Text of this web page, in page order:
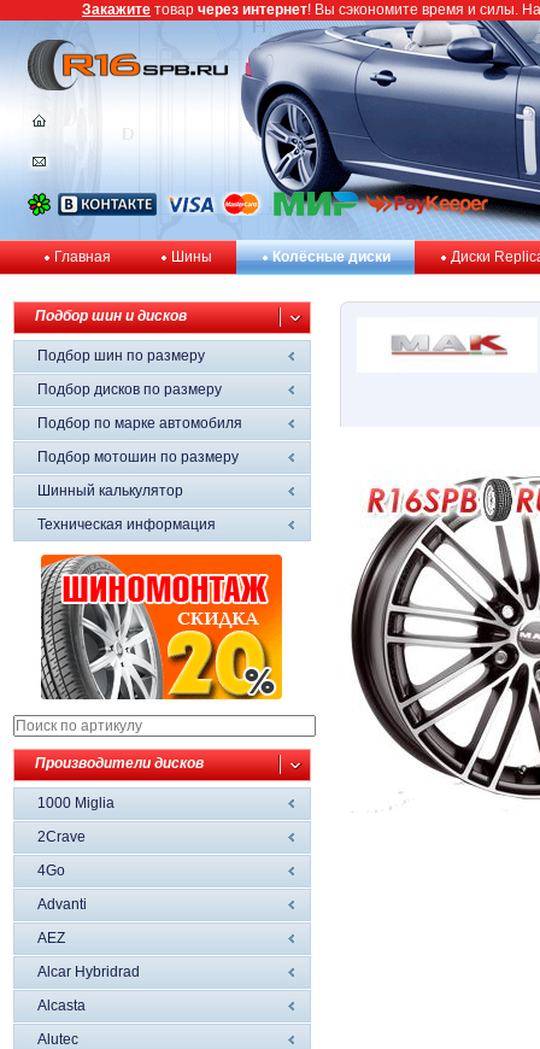
Главная Шины Колёсные диски Диски
Подбор шин и дисков
Подбор шин по размеру
Подбор дисков по размеру
Подбор по марке автомобиля
Подбор мотошин по размеру
Шинный калькулятор
Техническая информация
Производители дисков
1000 Miglia
2Crave
4Go
Advanti
AEZ
Alcar Hybridrad
Alcasta
Alutec
Закажите товар через интернет! Вы сэкономите время и силы.